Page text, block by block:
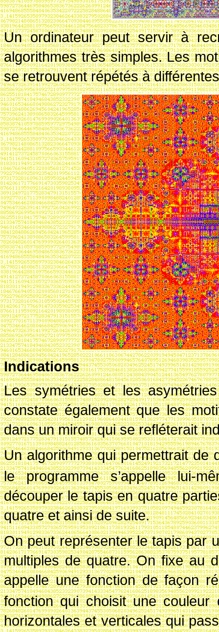
Un ordinateur peut servir à
algorithmes très simples. Les
se retrouvent répétés à
Indications
Les symétries et les
constate également que les
dans un miroir qui se refléterait
Un algorithme qui permettrait de
le programme s’appelle lui-
découper le tapis en quatre
quatre et ainsi de suite.
On peut représenter le tapis par
multiples de quatre. On fixe au
appelle une fonction de façon
fonction qui choisit une couleur
horizontales et verticales qui